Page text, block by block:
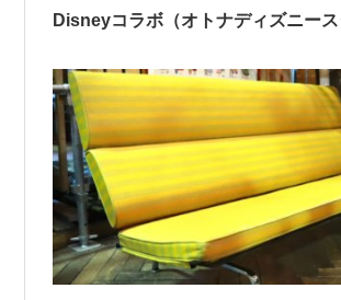
Disneyコラボ（オトナディズニース